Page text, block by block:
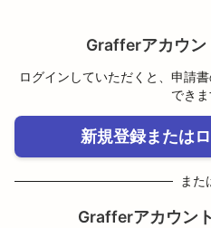
Grafferアカウン
ログインしていただくと、申請
できま
新規登録または
また
Grafferアカウン